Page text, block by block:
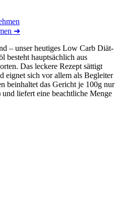
➜
– unser heutiges Low Carb Diät-
besteht hauptsächlich aus
Das leckere Rezept sättigt
eignet sich vor allem als Begleiter
beinhaltet das Gericht je 100g nur
liefert eine beachtliche Menge